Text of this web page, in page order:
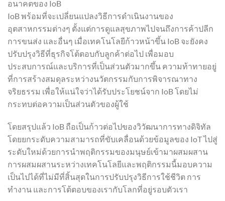
อนาคตของ IoB
IoB พร้อมที่จะเปลี่ยนแปลงวิธีการดำเนินงานของ
อุตสาหกรรมต่างๆ ตั้งแต่การดูแลสุขภาพไปจนถึงการค้าปลีก
การขนส่ง และอื่นๆ เมื่อเทคโนโลยีก้าวหน้าขึ้น IoB จะยังคง
ปรับปรุงวิธีที่ธุรกิจโต้ตอบกับลูกค้าต่อไป เพื่อมอบ
ประสบการณ์และบริการที่เป็นส่วนตัวมากขึ้น ความท้าทายอยู่
ที่การสร้างสมดุลระหว่างนวัตกรรมกับการพิจารณาทาง
จริยธรรม เพื่อให้แน่ใจว่าได้รับประโยชน์จาก IoB โดยไม่
กระทบต่อความเป็นส่วนตัวของผู้ใช้
โดยสรุปแล้ว IoB ถือเป็นก้าวต่อไปของวิวัฒนาการทางดิจิทัล
โดยยกระดับความสามารถที่ขับเคลื่อนด้วยข้อมูลของ IoT ไปสู่
ระดับใหม่ด้วยการนำพฤติกรรมของมนุษย์เข้ามาผสมผสาน
การผสมผสานระหว่างเทคโนโลยีและพฤติกรรมนี้มอบความ
เป็นไปได้ที่ไม่มีที่สิ้นสุดในการปรับปรุงวิธีการใช้ชีวิต การ
ทำงาน และการโต้ตอบของเรากับโลกที่อยู่รอบตัวเรา